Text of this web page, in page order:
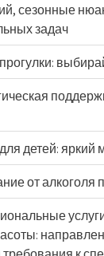
сезонные
задач
детей: яркий
от алкоголя